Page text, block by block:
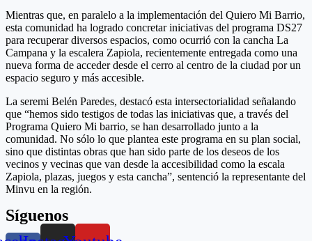
Mientras que, en paralelo a la implementación del Quiero Mi Barrio,
esta comunidad ha logrado concretar iniciativas del programa DS27
para recuperar diversos espacios, como ocurrió con la cancha La
Campana y la escalera Zapiola, recientemente entregada como una
nueva forma de acceder desde el cerro al centro de la ciudad por un
espacio seguro y más accesible.
La seremi Belén Paredes, destacó esta intersectorialidad señalando
que “hemos sido testigos de todas las iniciativas que, a través del
Programa Quiero Mi barrio, se han desarrollado junto a la
comunidad. No sólo lo que plantea este programa en su plan social,
sino que distintas obras que han sido parte de los deseos de los
vecinos y vecinas que van desde la accesibilidad como la escala
Zapiola, plazas, juegos y esta cancha”, sentenció la representante del
Minvu en la región.
Síguenos